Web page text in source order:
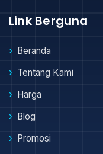
Link Berguna
Beranda
Tentang Kami
Harga
Blog
Promosi